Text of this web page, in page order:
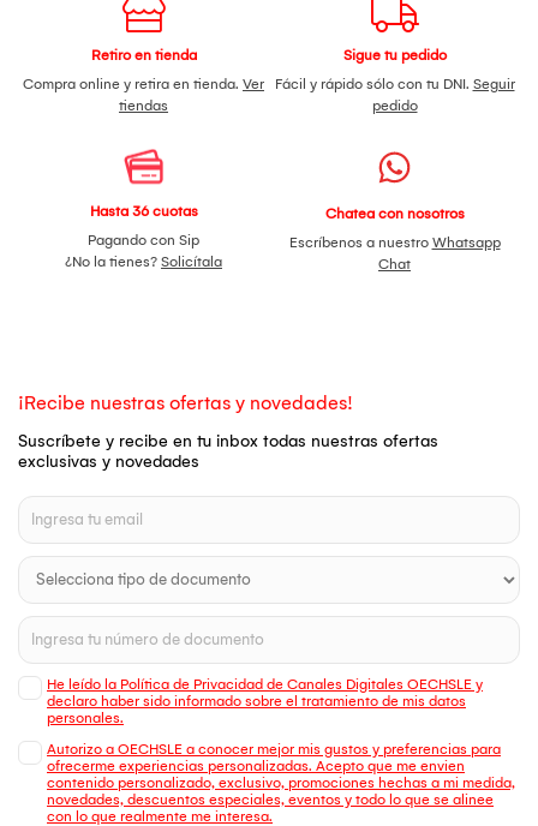
Retiro en tienda
Compra online y retira en tienda. Ver
tiendas
Sigue tu pedido
Fácil y rápido sólo con tu DNI. Seguir
pedido
Hasta 36 cuotas
Pagando con Sip
¿No la tienes? Solicítala
Chatea con nosotros
Escríbenos a nuestro Whatsapp
Chat
¡Recibe nuestras ofertas y novedades!
Suscríbete y recibe en tu inbox todas nuestras ofertas
exclusivas y novedades
He leído la Política de Privacidad de Canales Digitales OECHSLE y
declaro haber sido informado sobre el tratamiento de mis datos
personales.
Autorizo a OECHSLE a conocer mejor mis gustos y preferencias para
ofrecerme experiencias personalizadas. Acepto que me envien
contenido personalizado, exclusivo, promociones hechas a mi medida,
novedades, descuentos especiales, eventos y todo lo que se alinee
con lo que realmente me interesa.